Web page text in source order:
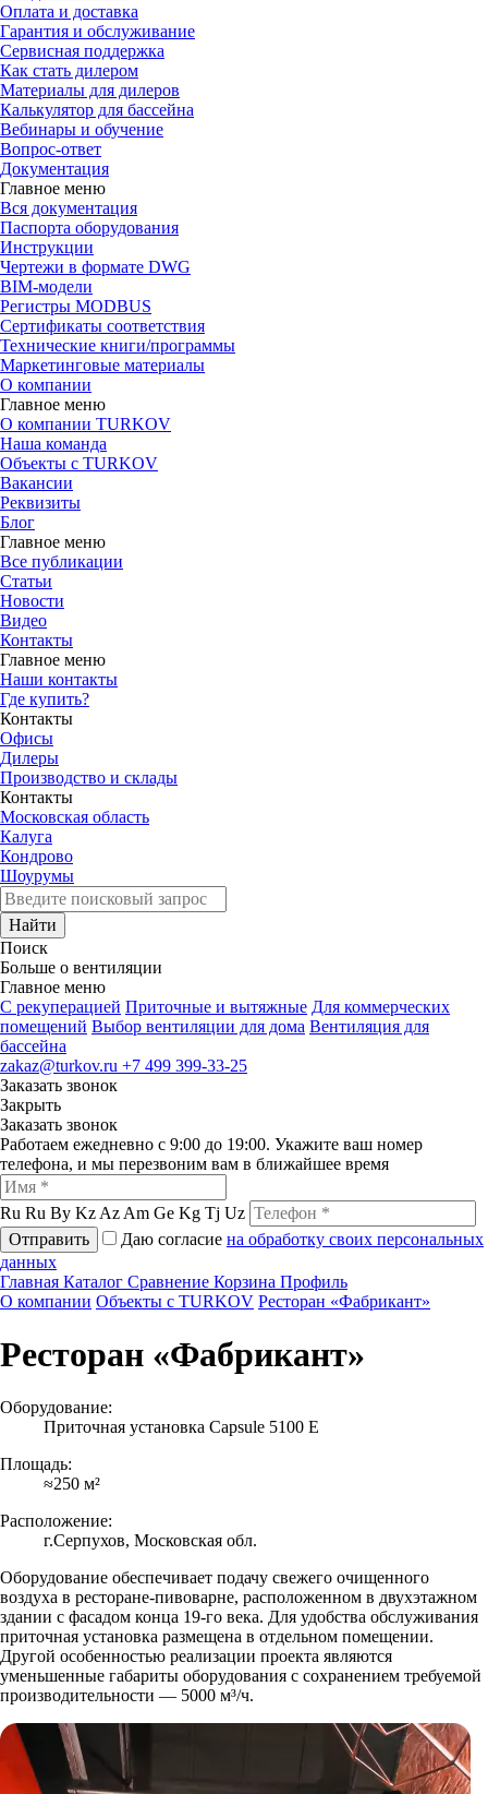
Оплата и доставка
Гарантия и обслуживание
Сервисная поддержка
Как стать дилером
Материалы для дилеров
Калькулятор для бассейна
Вебинары и обучение
Вопрос-ответ
Документация
Главное меню
Вся документация
Паспорта оборудования
Инструкции
Чертежи в формате DWG
BIM-модели
Регистры MODBUS
Сертификаты соответствия
Технические книги/программы
Маркетинговые материалы
О компании
Главное меню
О компании TURKOV
Наша команда
Объекты с TURKOV
Вакансии
Реквизиты
Блог
Главное меню
Все публикации
Статьи
Новости
Видео
Контакты
Главное меню
Наши контакты
Где купить?
Контакты
Офисы
Дилеры
Производство и склады
Контакты
Московская область
Калуга
Кондрово
Шоурумы
Найти
Поиск
Больше о вентиляции
Главное меню
C рекуперацией Приточные и вытяжные Для коммерческих
помещений Выбор вентиляции для дома Вентиляция для
бассейна
zakaz@turkov.ru +7 499 399-33-25
Заказать звонок
Закрыть
Заказать звонок
Работаем ежедневно с 9:00 до 19:00. Укажите ваш номер
телефона, и мы перезвоним вам в ближайшее время
Ru Ru By Kz Az Am Ge Kg Tj Uz
Отправить
Даю согласие на обработку своих персональных
данных
Главная Каталог Сравнение Корзина Профиль
О компании Объекты с TURKOV Ресторан «Фабрикант»
Ресторан «Фабрикант»
Оборудование:
Приточная установка Capsule 5100 E
Площадь:
≈250 м²
Расположение:
г.Серпухов, Московская обл.
Оборудование обеспечивает подачу свежего очищенного
воздуха в ресторане-пивоварне, расположенном в двухэтажном
здании с фасадом конца 19-го века. Для удобства обслуживания
приточная установка размещена в отдельном помещении.
Другой особенностью реализации проекта являются
уменьшенные габариты оборудования с сохранением требуемой
производительности — 5000 м³/ч.